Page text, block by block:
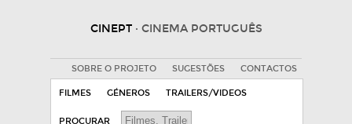
CINEPT · CINEMA PORTUGUÊS
SOBRE O PROJETO SUGESTÕES CONTACTOS
FILMES GÉNEROS TRAILERS/VIDEOS
PROCURAR